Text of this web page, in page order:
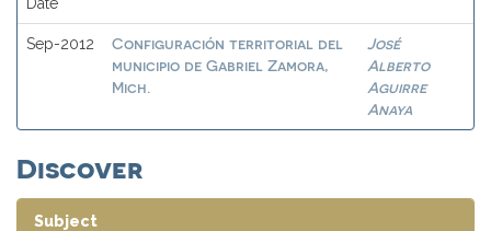
Sep-2012
Configuración territorial del
municipio de Gabriel Zamora,
Mich.
José
Alberto
Aguirre
Anaya
Discover
Subject